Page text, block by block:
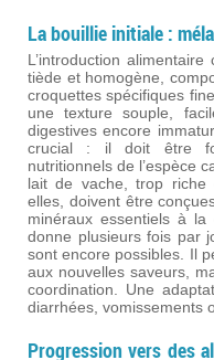
La bouillie initiale :
L’introduction
tiède et homogène,
croquettes spécifiques
une texture souple,
digestives encore
crucial : il doit être
nutritionnels de l’espèce
lait de vache, trop riche
elles, doivent être
minéraux essentiels à
donne plusieurs fois par
sont encore possibles. Il
aux nouvelles saveurs,
coordination. Une
diarrhées, vomissements
Progression vers des